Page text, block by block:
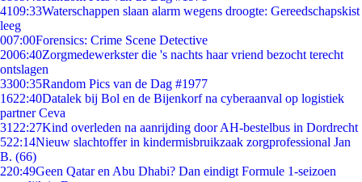
4109:33Waterschappen slaan alarm wegens droogte: Gereedschapskist
leeg
007:00Forensics: Crime Scene Detective
2006:40Zorgmedewerkster die 's nachts haar vriend bezocht terecht
ontslagen
3300:35Random Pics van de Dag #1977
1622:40Datalek bij Bol en de Bijenkorf na cyberaanval op logistiek
partner Ceva
31 22:27Kind overleden na aanrijding door AH-bestelbus in Dordrecht
522:14Nieuw slachtoffer in kindermisbruikzaak zorgprofessional Jan
B. (66)
220:49Geen Qatar en Abu Dhabi? Dan eindigt Formule 1-seizoen